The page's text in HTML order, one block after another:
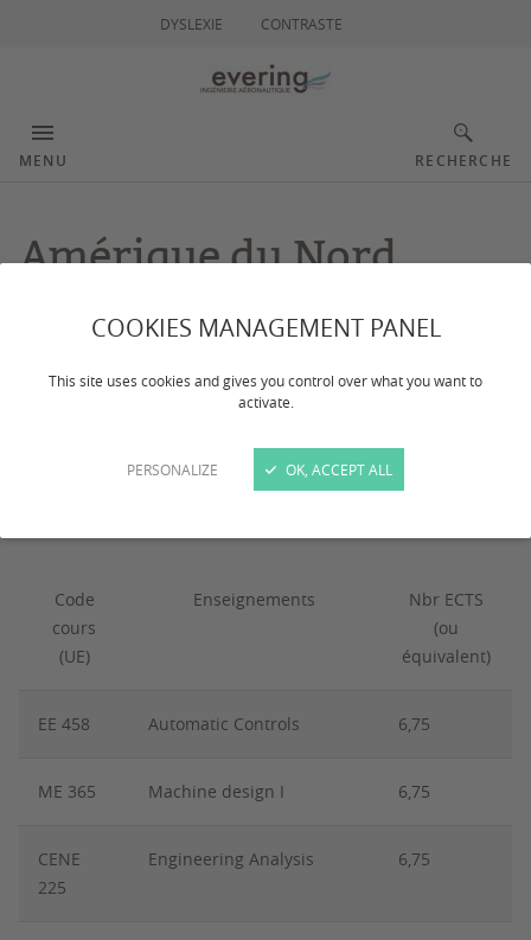
COOKIES MANAGEMENT PANEL
This site uses cookies and gives you control over what you want to
activate.
PERSONALIZE OK, ACCEPT ALL
DYSLEXIE CONTRASTE
MENU RECHERCHE
Amérique du Nord
exemple UE
le 18/12/2023
Northern Arizona University -
Code
cours
(UE)
Enseignements
Nbr ECTS
(ou
équivalent)
EE 458 Automatic Controls 6,75
ME 365 Machine design I 6,75
CENE
225
Engineering Analysis 6,75